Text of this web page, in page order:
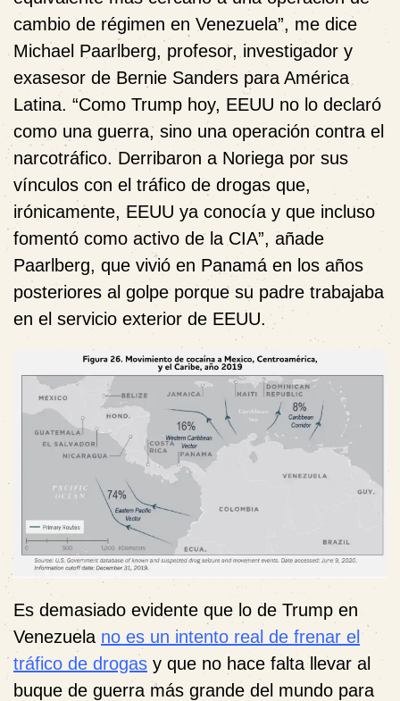
cambio de régimen en Venezuela”, me dice
Michael Paarlberg, profesor, investigador y
exasesor de Bernie Sanders para América
Latina. “Como Trump hoy, EEUU no lo declaró
como una guerra, sino una operación contra el
narcotráfico. Derribaron a Noriega por sus
vínculos con el tráfico de drogas que,
irónicamente, EEUU ya conocía y que incluso
fomentó como activo de la CIA”, añade
Paarlberg, que vivió en Panamá en los años
posteriores al golpe porque su padre trabajaba
en el servicio exterior de EEUU.
Es demasiado evidente que lo de Trump en
Venezuela no es un intento real de frenar el
tráfico de drogas y que no hace falta llevar al
buque de guerra más grande del mundo para